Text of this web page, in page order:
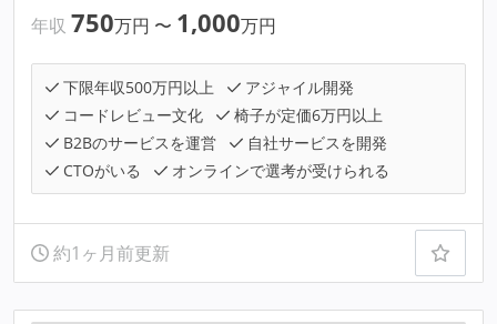
年収 750万円 〜 1,000万円
下限年収500万円以上
アジャイル開発
コードレビュー文化
椅子が定価6万円以上
B2Bのサービスを運営
自社サービスを開発
CTOがいる
オンラインで選考が受けられる
約1ヶ月前更新